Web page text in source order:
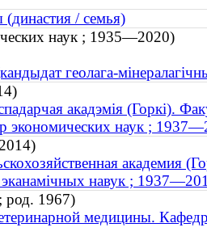
/ семья)
наук ; 1935—2020)
геолага-
акадэмія (Горкі).
экономических наук ;
академия
эканамічных навук ;
род. 1967)
медицины.